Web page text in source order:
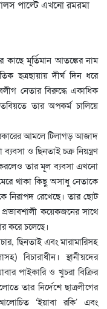
কাছে মূর্তিমান আতঙ্কের নাম
ছত্রছায়ায় দীর্ঘ দিন ধরে
নেতার বিরুদ্ধে একাধিক
তার অপকর্ম চালিয়ে
আমলে টিলাগড় আজাদ
ও ছিনতাই চক্র নিয়ন্ত্রণ
তার মূল ব্যবসা এখনো
থাকা কিছু অসাধু নেতাকে
নিরাপদ রেখেছে। তার ছোট
কয়েকজনের সাথে
করে চলেছে।
ছিনতাই এবং মারামারিসহ
বিচারাধীন। স্থানীয়দের
পাইকারি ও খুচরা বিক্রির
তার নির্দেশে ছাত্রলীগের
‘ইয়াবা রকি’ এবং